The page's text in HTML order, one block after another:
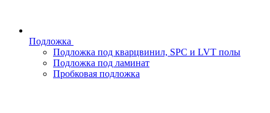
Подложка
Подложка под кварцвинил, SPC и LVT полы
Подложка под ламинат
Пробковая подложка